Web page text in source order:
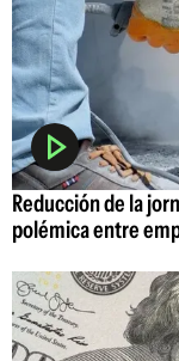
Reducción de la
polémica entre